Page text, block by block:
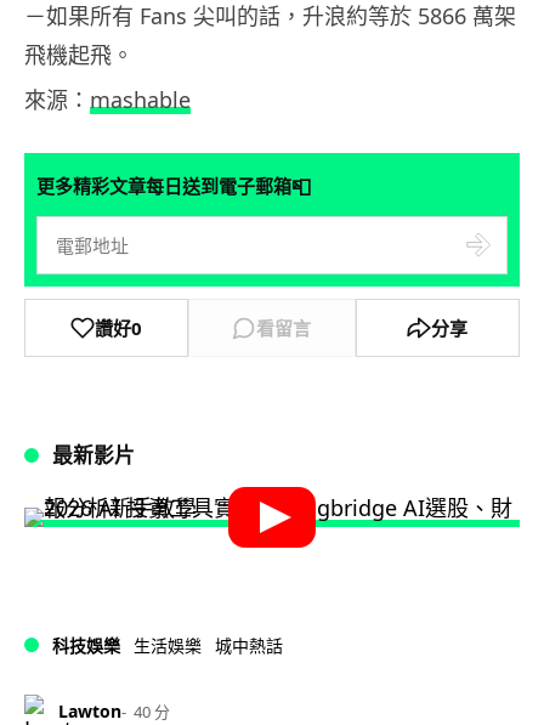
－如果所有 Fans 尖叫的話，升浪約等於 5866 萬架
飛機起飛。
來源： mashable
更多精彩文章每日送到電子郵箱📮
讚好0 看留言 分享
最新影片
科技娛樂 生活娛樂 城中熱話
Lawton 40 分